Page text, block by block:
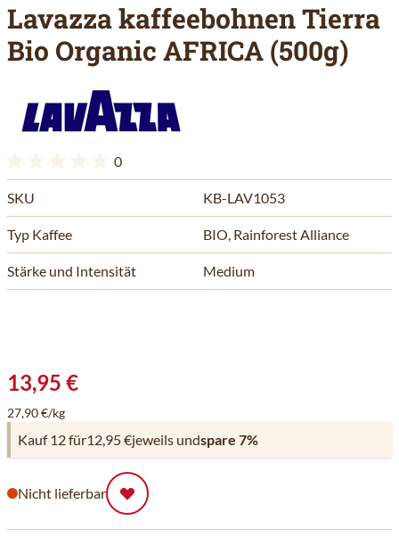
Lavazza kaffeebohnen Tierra
Bio Organic AFRICA (500g)
0
SKU KB-LAV1053
Typ Kaffee BIO, Rainforest Alliance
Stärke und Intensität Medium
13,95 €
27,90 €/kg
Kauf 12 für12,95 €jeweils undspare 7%
Nicht lieferbar